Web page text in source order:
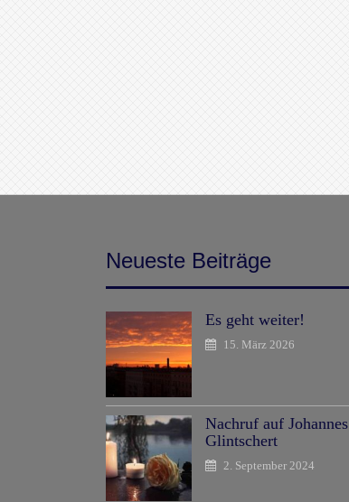
Neueste Beiträge
Es geht weiter!
15. März 2026
Nachruf auf Johannes
Glintschert
2. September 2024